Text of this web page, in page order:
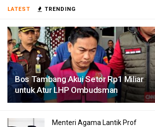
LATEST TRENDING
Bos Tambang Akui Setor Rp1 Miliar
untuk Atur LHP Ombudsman
Menteri Agama Lantik Prof